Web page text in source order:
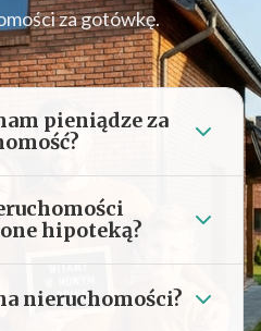
za gotówkę.
pieniądze za
hipoteką?
nieruchomości?